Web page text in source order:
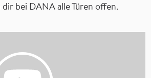
bei DANA alle Türen offen.